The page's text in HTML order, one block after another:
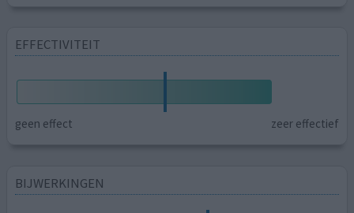
EFFECTIVITEIT
geen effect zeer effectief
BIJWERKINGEN